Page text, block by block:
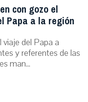
con gozo el
Papa a la región
del Papa a
y referentes de las
man...